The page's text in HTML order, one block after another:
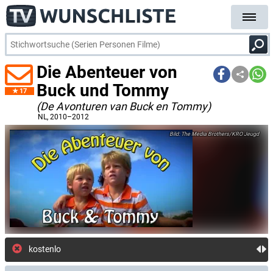
17
Die Abenteuer von
Buck und Tommy
(De Avonturen van Buck en Tommy)
NL, 2010–2012
The Media Brothers/KRO Jeugd
kostenlose E-Mail-Benachri